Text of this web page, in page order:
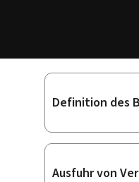
Definition des
Ausfuhr von